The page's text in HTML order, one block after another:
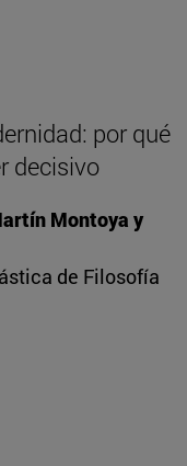
por qué
decisivo
Montoya y
de Filosofía